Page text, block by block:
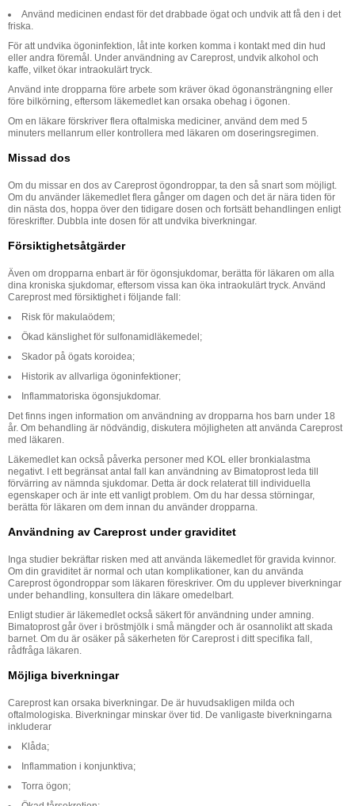
Använd medicinen endast för det drabbade ögat och undvik att få den i det
friska.
För att undvika ögoninfektion, låt inte korken komma i kontakt med din hud
eller andra föremål. Under användning av Careprost, undvik alkohol och
kaffe, vilket ökar intraokulärt tryck.
Använd inte dropparna före arbete som kräver ökad ögonansträngning eller
före bilkörning, eftersom läkemedlet kan orsaka obehag i ögonen.
Om en läkare förskriver flera oftalmiska mediciner, använd dem med 5
minuters mellanrum eller kontrollera med läkaren om doseringsregimen.
Missad dos
Om du missar en dos av Careprost ögondroppar, ta den så snart som möjligt.
Om du använder läkemedlet flera gånger om dagen och det är nära tiden för
din nästa dos, hoppa över den tidigare dosen och fortsätt behandlingen enligt
föreskrifter. Dubbla inte dosen för att undvika biverkningar.
Försiktighetsåtgärder
Även om dropparna enbart är för ögonsjukdomar, berätta för läkaren om alla
dina kroniska sjukdomar, eftersom vissa kan öka intraokulärt tryck. Använd
Careprost med försiktighet i följande fall:
Risk för makulaödem;
Ökad känslighet för sulfonamidläkemedel;
Skador på ögats koroidea;
Historik av allvarliga ögoninfektioner;
Inflammatoriska ögonsjukdomar.
Det finns ingen information om användning av dropparna hos barn under 18
år. Om behandling är nödvändig, diskutera möjligheten att använda Careprost
med läkaren.
Läkemedlet kan också påverka personer med KOL eller bronkialastma
negativt. I ett begränsat antal fall kan användning av Bimatoprost leda till
förvärring av nämnda sjukdomar. Detta är dock relaterat till individuella
egenskaper och är inte ett vanligt problem. Om du har dessa störningar,
berätta för läkaren om dem innan du använder dropparna.
Användning av Careprost under graviditet
Inga studier bekräftar risken med att använda läkemedlet för gravida kvinnor.
Om din graviditet är normal och utan komplikationer, kan du använda
Careprost ögondroppar som läkaren föreskriver. Om du upplever biverkningar
under behandling, konsultera din läkare omedelbart.
Enligt studier är läkemedlet också säkert för användning under amning.
Bimatoprost går över i bröstmjölk i små mängder och är osannolikt att skada
barnet. Om du är osäker på säkerheten för Careprost i ditt specifika fall,
rådfråga läkaren.
Möjliga biverkningar
Careprost kan orsaka biverkningar. De är huvudsakligen milda och
oftalmologiska. Biverkningar minskar över tid. De vanligaste biverkningarna
inkluderar
Klåda;
Inflammation i konjunktiva;
Torra ögon;